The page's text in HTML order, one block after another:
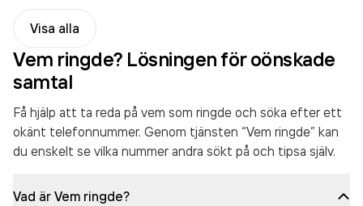
Visa alla
Vem ringde? Lösningen för oönskade
samtal
Få hjälp att ta reda på vem som ringde och söka efter ett
okänt telefonnummer. Genom tjänsten “Vem ringde” kan
du enskelt se vilka nummer andra sökt på och tipsa själv.
Vad är Vem ringde?